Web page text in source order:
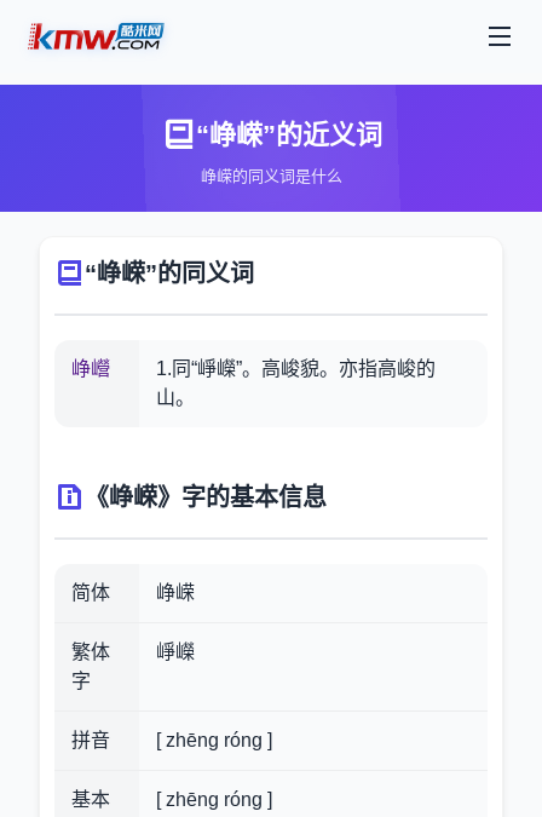
“峥嵘”的近义词
峥嵘的同义词是什么
“峥嵘”的同义词
峥巆
1.同“崢嶸”。高峻貌。亦指高峻的
山。
《峥嵘》字的基本信息
简体 峥嵘
繁体
字
崢嶸
拼音 [ zhēng róng ]
基本
[ zhēng róng ]